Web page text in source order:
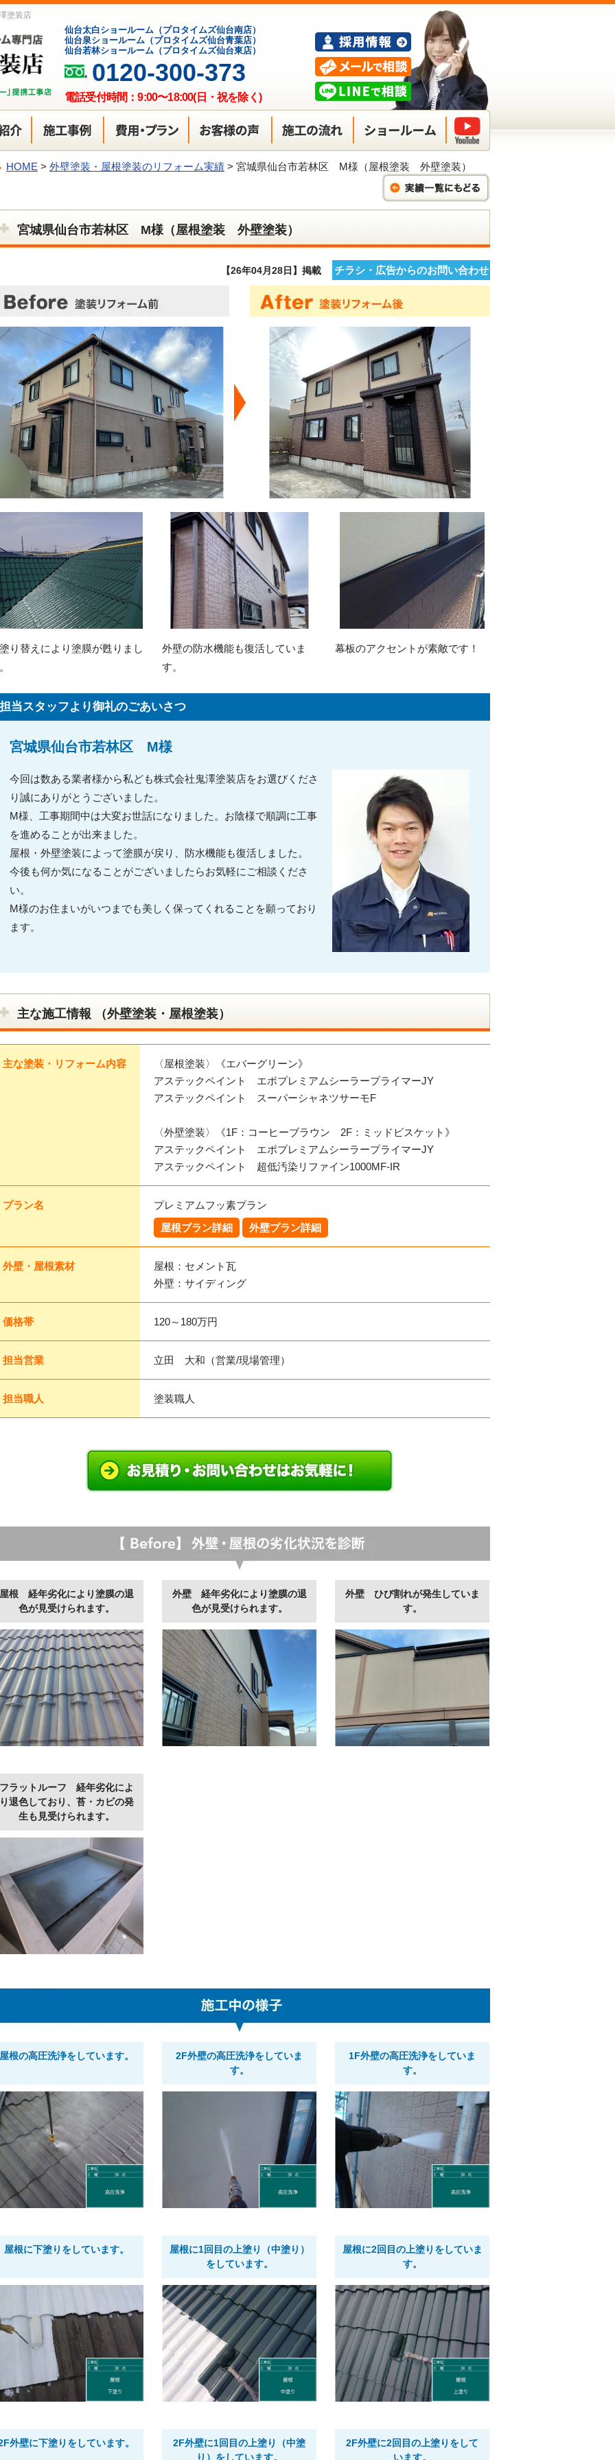
塗装店
仙台太白ショールーム（プロタイムズ仙台南店）
仙台泉ショールーム（プロタイムズ仙台青葉店）
仙台若林ショールーム（プロタイムズ仙台東店）
0120-300-373
電話受付時間：9:00〜18:00(日・祝を除く)
HOME > 外壁塗装・屋根塗装のリフォーム実績 > 宮城県仙台市若林区 M様（屋根塗装 外壁塗装）
宮城県仙台市若林区 M様（屋根塗装 外壁塗装）
【26年04月28日】掲載 チラシ・広告からのお問い合わせ
り替えにより塗膜が甦りまし
外壁の防水機能も復活していま
す。
幕板のアクセントが素敵です！
担当スタッフより御礼のごあいさつ
宮城県仙台市若林区 M様
今回は数ある業者様から私ども株式会社鬼澤塗装店をお選びくださ
り誠にありがとうございました。
M様、工事期間中は大変お世話になりました。お陰様で順調に工事
を進めることが出来ました。
屋根・外壁塗装によって塗膜が戻り、防水機能も復活しました。
今後も何か気になることがございましたらお気軽にご相談くださ
い。
M様のお住まいがいつまでも美しく保ってくれることを願っており
ます。
主な施工情報 （外壁塗装・屋根塗装）
主な塗装・リフォーム内容
〈屋根塗装〉《エバーグリーン》
アステックペイント エポプレミアムシーラープライマーJY
アステックペイント スーパーシャネツサーモF
〈外壁塗装〉《1F：コーヒーブラウン 2F：ミッドビスケット》
アステックペイント エポプレミアムシーラープライマーJY
アステックペイント 超低汚染リファイン1000MF-IR
プラン名
プレミアムフッ素プラン
屋根プラン詳細
外壁プラン詳細
外壁・屋根素材
屋根：セメント瓦
外壁：サイディング
価格帯 120～180万円
担当営業 立田 大和（営業/現場管理）
担当職人 塗装職人
根 経年劣化により塗膜の退
色が見受けられます。
外壁 経年劣化により塗膜の退
色が見受けられます。
外壁 ひび割れが発生していま
す。
ラットルーフ 経年劣化によ
退色しており、苔・カビの発
生も見受けられます。
根の高圧洗浄をしています。
2F外壁の高圧洗浄をしていま
す。
1F外壁の高圧洗浄をしていま
す。
屋根に下塗りをしています。
屋根に1回目の上塗り（中塗り）
をしています。
屋根に2回目の上塗りをしていま
す。
外壁に下塗りをしています。
2F外壁に1回目の上塗り（中塗
り）をしています。
2F外壁に2回目の上塗りをして
います。